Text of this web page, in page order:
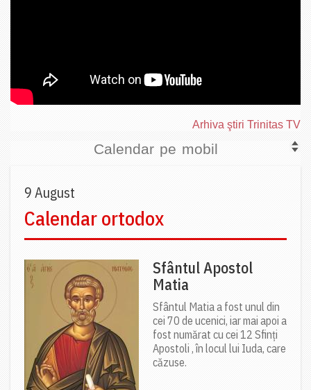
Arhiva ştiri Trinitas TV
Calendar pe mobil
9 August
Calendar ortodox
Sfântul Apostol
Matia
Sfântul Matia a fost unul din
cei 70 de ucenici, iar mai apoi a
fost numărat cu cei 12 Sfinți
Apostoli , în locul lui Iuda, care
căzuse.